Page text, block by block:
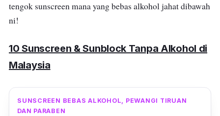
tengok sunscreen mana yang bebas alkohol jahat dibawah
ni!
10 Sunscreen & Sunblock Tanpa Alkohol di
Malaysia
SUNSCREEN BEBAS ALKOHOL, PEWANGI TIRUAN
DAN PARABEN